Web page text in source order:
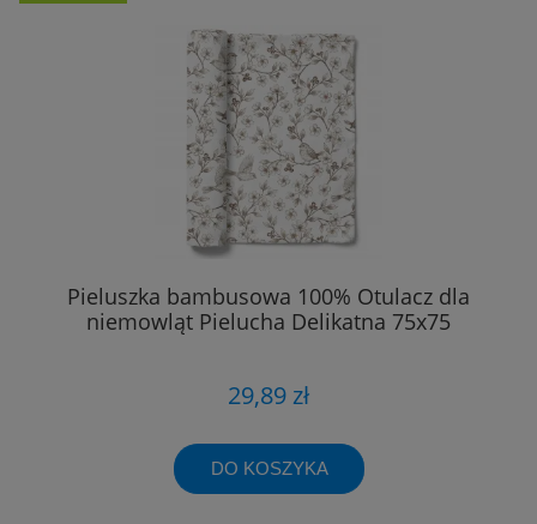
Pieluszka bambusowa 100% Otulacz dla
niemowląt Pielucha Delikatna 75x75
29,89 zł
DO KOSZYKA